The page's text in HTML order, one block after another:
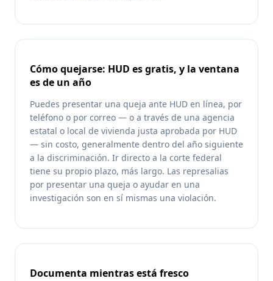
Cómo quejarse: HUD es gratis, y la ventana
es de un año
Puedes presentar una queja ante HUD en línea, por
teléfono o por correo — o a través de una agencia
estatal o local de vivienda justa aprobada por HUD
— sin costo, generalmente dentro del año siguiente
a la discriminación. Ir directo a la corte federal
tiene su propio plazo, más largo. Las represalias
por presentar una queja o ayudar en una
investigación son en sí mismas una violación.
Documenta mientras está fresco